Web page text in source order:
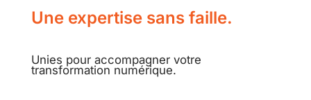
Une expertise sans faille.
Unies pour accompagner votre
transformation numérique.